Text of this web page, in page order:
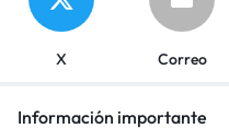
X Correo
Información importante